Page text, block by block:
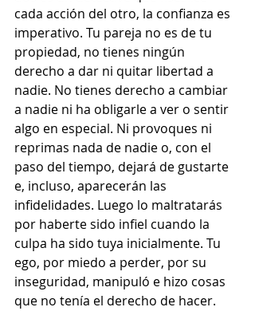
cada acción del otro, la confianza es
imperativo. Tu pareja no es de tu
propiedad, no tienes ningún
derecho a dar ni quitar libertad a
nadie. No tienes derecho a cambiar
a nadie ni ha obligarle a ver o sentir
algo en especial. Ni provoques ni
reprimas nada de nadie o, con el
paso del tiempo, dejará de gustarte
e, incluso, aparecerán las
infidelidades. Luego lo maltratarás
por haberte sido infiel cuando la
culpa ha sido tuya inicialmente. Tu
ego, por miedo a perder, por su
inseguridad, manipuló e hizo cosas
que no tenía el derecho de hacer.